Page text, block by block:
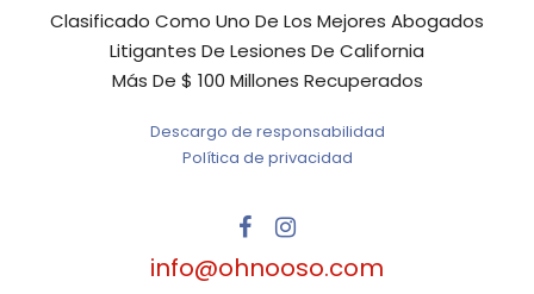
Clasificado Como Uno De Los Mejores Abogados
Litigantes De Lesiones De California
Más De $ 100 Millones Recuperados
Descargo de responsabilidad
Política de privacidad
info@ohnooso.com